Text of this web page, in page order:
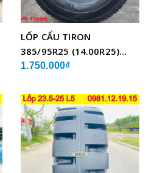
LỐP CẨU TIRON
385/95R25 (14.00R25)
TCH21 BỐ THÉP
1.750.000₫